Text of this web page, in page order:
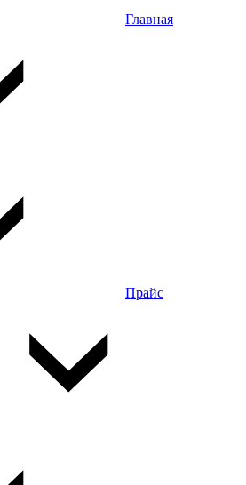
Главная
Прайс